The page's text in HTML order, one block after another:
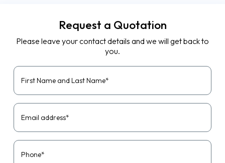
Request a Quotation
Please leave your contact details and we will get back to
you.
First Name and Last Name*
Email address*
Phone*